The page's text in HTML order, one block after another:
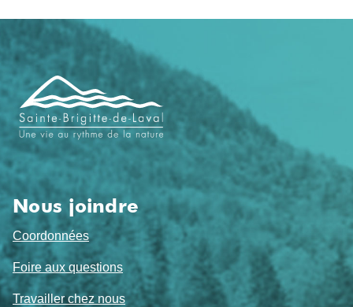
Navigation
de
pied
de
page
Nous joindre
Coordonnées
Foire aux questions
Travailler chez nous